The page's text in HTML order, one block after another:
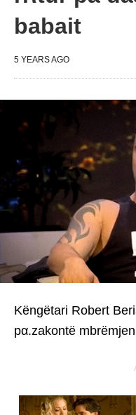
babait
5 YEARS AGO
Këngëtari Robert
pα.zakontë